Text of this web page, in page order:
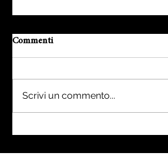
compassione
Commenti
Scrivi un commento...